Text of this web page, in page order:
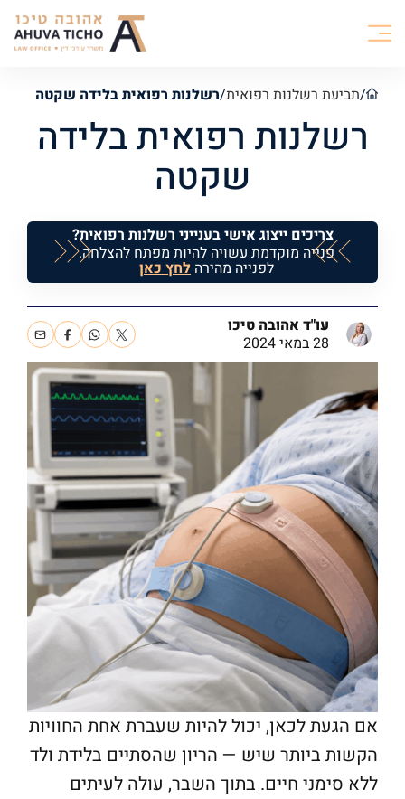
/תביעת רשלנות רפואית/רשלנות רפואית בלידה שקטה
רשלנות רפואית בלידה
שקטה
צריכים ייצוג אישי בענייני רשלנות רפואית?
פנייה מוקדמת עשויה להיות מפתח להצלחה.
לפנייה מהירה לחץ כאן
עו"ד אהובה טיכו
28 במאי 2024
אם הגעת לכאן, יכול להיות שעברת אחת החוויות
הקשות ביותר שיש — הריון שהסתיים בלידת ולד
ללא סימני חיים. בתוך השבר, עולה לעיתים